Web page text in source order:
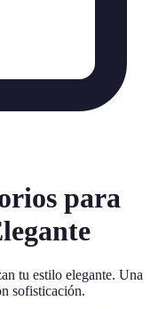
para
tu estilo elegante. Una
sofisticación.